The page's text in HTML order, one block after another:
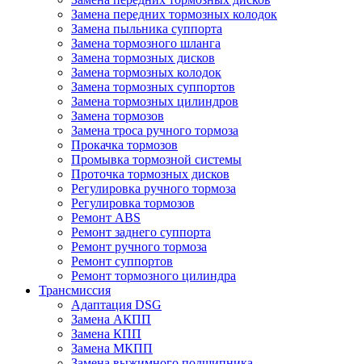
Замена передних тормозных колодок
Замена пыльника суппорта
Замена тормозного шланга
Замена тормозных дисков
Замена тормозных колодок
Замена тормозных суппортов
Замена тормозных цилиндров
Замена тормозов
Замена троса ручного тормоза
Прокачка тормозов
Промывка тормозной системы
Проточка тормозных дисков
Регулировка ручного тормоза
Регулировка тормозов
Ремонт ABS
Ремонт заднего суппорта
Ремонт ручного тормоза
Ремонт суппортов
Ремонт тормозного цилиндра
Трансмиссия
Адаптация DSG
Замена АКПП
Замена КПП
Замена МКПП